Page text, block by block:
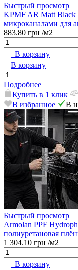
Быстрый просмотр
KPMF AR Matt Black
микроканалами для
883.80 грн /м2
В корзину
В корзину
Подробнее
Купить в 1 клик
В избранное
В
Быстрый просмотр
Armolan PPF
полиуретановая
1 304.10 грн /м2
В корзину